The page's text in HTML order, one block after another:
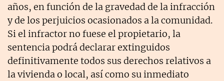
años, en función de la gravedad de la infracción
y de los perjuicios ocasionados a la comunidad.
Si el infractor no fuese el propietario, la
sentencia podrá declarar extinguidos
definitivamente todos sus derechos relativos a
la vivienda o local, así como su inmediato